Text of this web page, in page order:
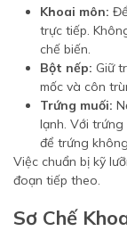
Khoai môn:
trực tiếp.
chế biến.
Bột nếp: Giữ
mốc và côn
Trứng muối:
lạnh. Với
để trứng
Việc chuẩn bị kỹ
đoạn tiếp theo.
Sơ Chế